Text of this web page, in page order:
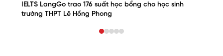
IELTS LangGo trao 176 suất học bổng cho học sinh
trường THPT Lê Hồng Phong